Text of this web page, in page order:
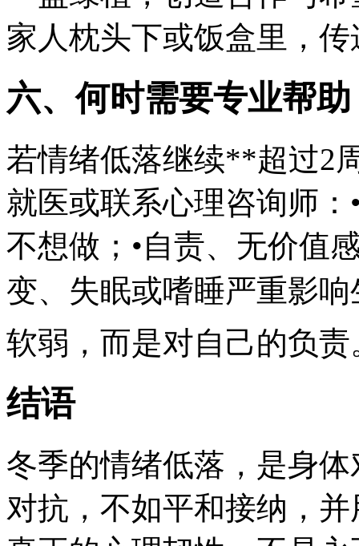
家人枕头下或饭盒里，
六、何时需要专业帮助
若情绪低落继续**超过2
就医或联系心理咨询师
不想做；•自责、无价值
变、失眠或嗜睡严重影
软弱，而是对自己的负责
结语
冬季的情绪低落，是身
对抗，不如平和接纳，